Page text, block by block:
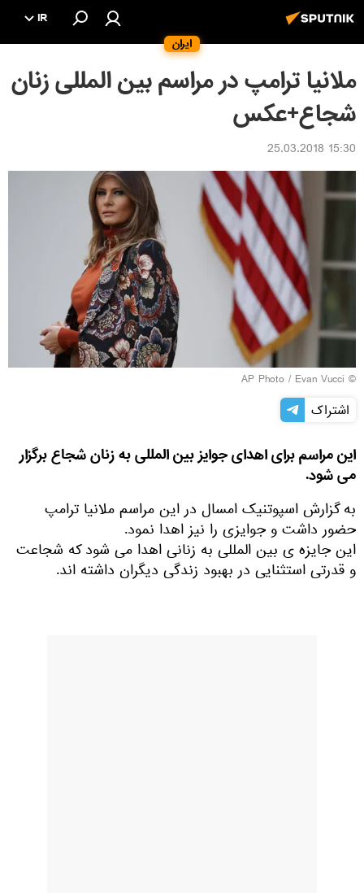
ایران
IR
ملانیا ترامپ در مراسم بین المللی زنان
شجاع+عکس
15:30 25.03.2018
© AP Photo / Evan Vucci
اشتراک
این مراسم برای اهدای جوایز بین المللی به زنان شجاع برگزار
می شود.
به گزارش اسپوتنیک امسال در این مراسم ملانیا ترامپ
حضور داشت و جوایزی را نیز اهدا نمود.
این جایزه ی بین المللی به زنانی اهدا می شود که شجاعت
و قدرتی استثنایی در بهبود زندگی دیگران داشته اند.